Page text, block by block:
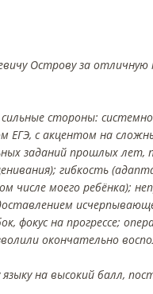
Острову за отличную
стороны:
ЕГЭ, с акцентом на
заданий прошлых лет,
гибкость
числе моего ребёнка);
фокус на прогрессе;
окончательно
на высокий балл,